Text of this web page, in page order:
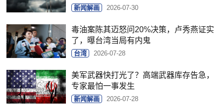
新闻解画 2026-07-30
毒油案陈其迈怒问20%决策，卢秀燕证实
了，曝台湾当局有内鬼
台湾 2026-07-28
美军武器快打光了？高端武器库存告急，
专家最怕一事发生
新闻解画 2026-07-28